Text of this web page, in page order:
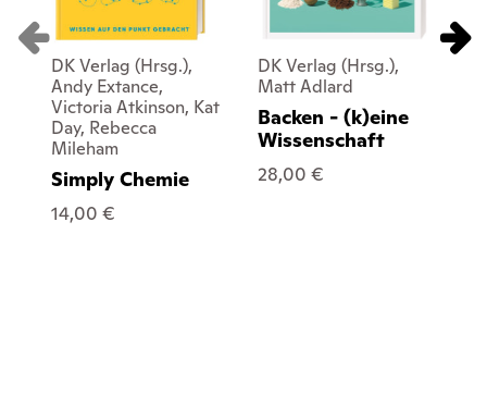
DK Verlag (Hrsg.),
Andy Extance,
Victoria Atkinson, Kat
Day, Rebecca
Mileham
Simply Chemie
14,00 €
DK Verlag (Hrsg.),
Matt Adlard
Backen - (k)eine
Wissenschaft
28,00 €